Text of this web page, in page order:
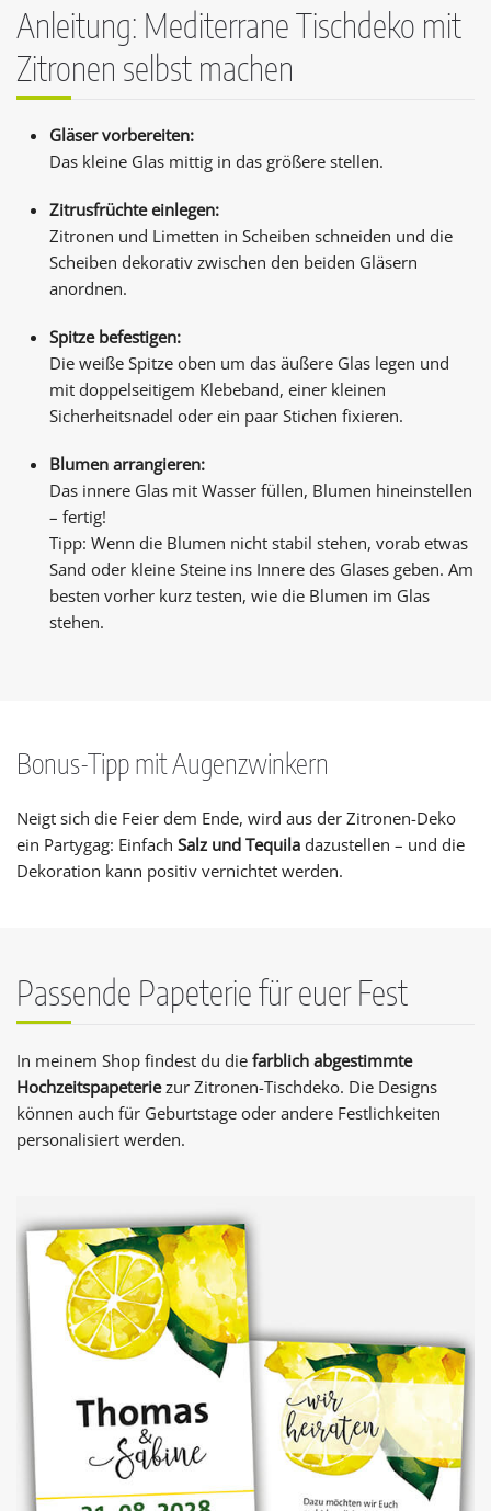
Anleitung: Mediterrane Tischdeko mit
Zitronen selbst machen
Gläser vorbereiten:
Das kleine Glas mittig in das größere stellen.
Zitrusfrüchte einlegen:
Zitronen und Limetten in Scheiben schneiden und die
Scheiben dekorativ zwischen den beiden Gläsern
anordnen.
Spitze befestigen:
Die weiße Spitze oben um das äußere Glas legen und
mit doppelseitigem Klebeband, einer kleinen
Sicherheitsnadel oder ein paar Stichen fixieren.
Blumen arrangieren:
Das innere Glas mit Wasser füllen, Blumen hineinstellen
– fertig!
Tipp: Wenn die Blumen nicht stabil stehen, vorab etwas
Sand oder kleine Steine ins Innere des Glases geben. Am
besten vorher kurz testen, wie die Blumen im Glas
stehen.
Bonus-Tipp mit Augenzwinkern
Neigt sich die Feier dem Ende, wird aus der Zitronen-Deko
ein Partygag: Einfach Salz und Tequila dazustellen – und die
Dekoration kann positiv vernichtet werden.
Passende Papeterie für euer Fest
In meinem Shop findest du die farblich abgestimmte
Hochzeitspapeteriezur Zitronen-Tischdeko. Die Designs
können auch für Geburtstage oder andere Festlichkeiten
personalisiert werden.